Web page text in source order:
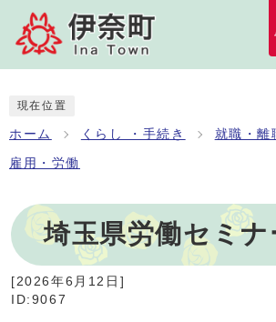
現在位置
ホーム くらし ・手続き 就職・離
雇用・労働
埼玉県労働セミナ
[2026年6月12日 ]
ID:9067